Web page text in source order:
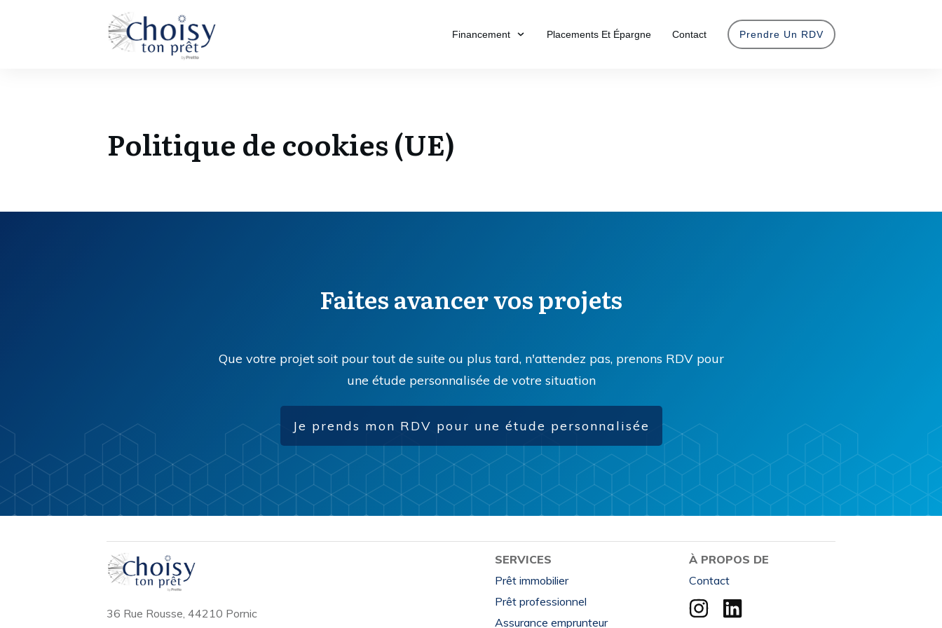
Financement Placements Et Épargne Contact Prendre Un RDV
Politique de cookies (UE)
Faites avancer vos projets
Que votre projet soit pour tout de suite ou plus tard, n'attendez pas, prenons RDV pour
une étude personnalisée de votre situation
Je prends mon RDV pour une étude personnalisée
36 Rue Rousse, 44210 Pornic
SERVICES
Prêt immobilier
Prêt professionnel
Assurance emprunteur
À PROPOS DE
Contact